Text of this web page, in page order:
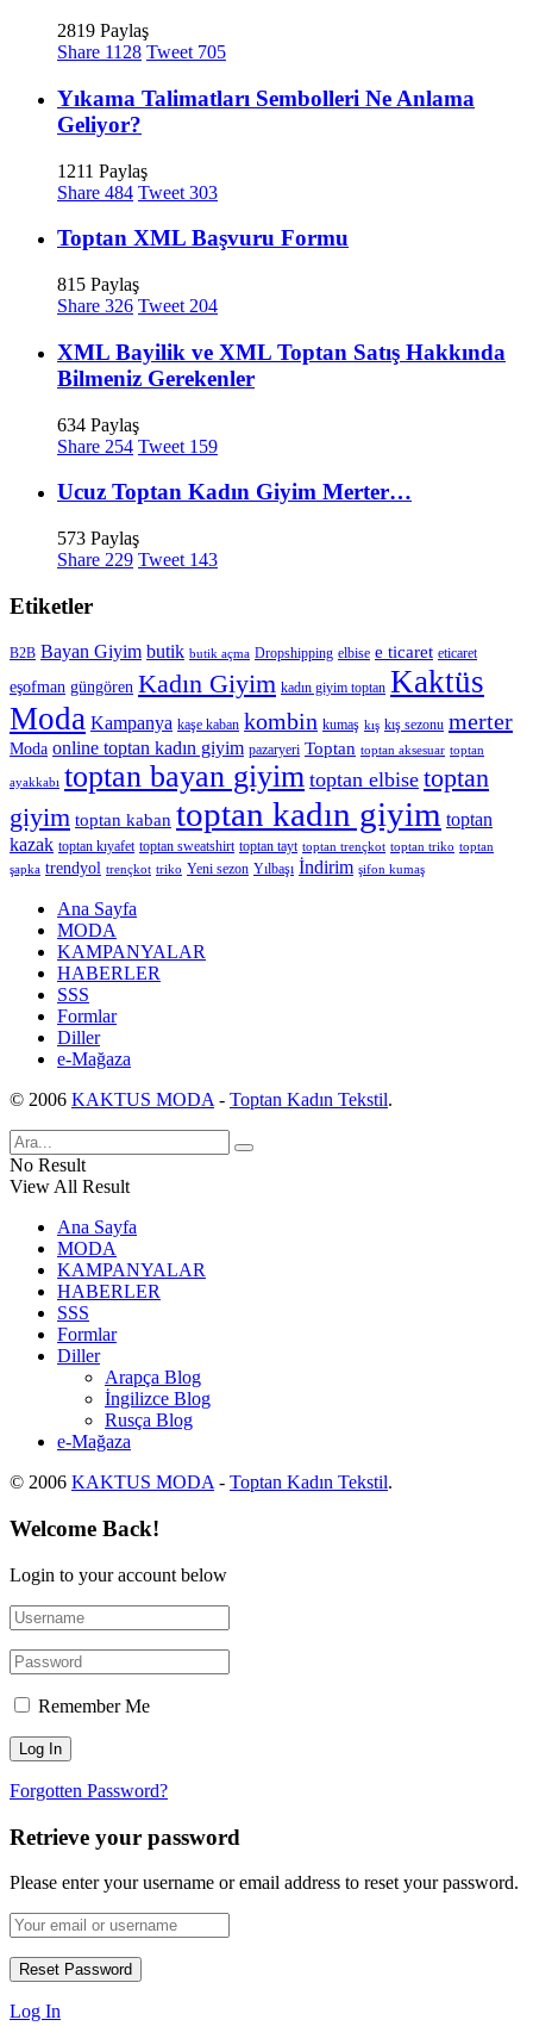
2819 Paylaş
Share 1128 Tweet 705
Yıkama Talimatları Sembolleri Ne Anlama
Geliyor?
1211 Paylaş
Share 484 Tweet 303
Toptan XML Başvuru Formu
815 Paylaş
Share 326 Tweet 204
XML Bayilik ve XML Toptan Satış Hakkında
Bilmeniz Gerekenler
634 Paylaş
Share 254 Tweet 159
Ucuz Toptan Kadın Giyim Merter…
573 Paylaş
Share 229 Tweet 143
Etiketler
B2B Bayan Giyim butik butik açma Dropshipping elbise e ticaret eticaret
eşofman güngören Kadın Giyim kadın giyim toptan Kaktüs
Moda Kampanya kaşe kaban kombin kumaş kış kış sezonu merter
Moda online toptan kadın giyim pazaryeri Toptan toptan aksesuar toptan
ayakkabı toptan bayan giyim toptan elbise toptan
giyim toptan kaban toptan kadın giyim toptan
kazak toptan kıyafet toptan sweatshirt toptan tayt toptan trençkot toptan triko toptan
şapka trendyol trençkot triko Yeni sezon Yılbaşı İndirim şifon kumaş
Ana Sayfa
MODA
KAMPANYALAR
HABERLER
SSS
Formlar
Diller
e-Mağaza
© 2006 KAKTUS MODA- Toptan Kadın Tekstil.
No Result
View All Result
Ana Sayfa
MODA
KAMPANYALAR
HABERLER
SSS
Formlar
Diller
Arapça Blog
İngilizce Blog
Rusça Blog
e-Mağaza
© 2006 KAKTUS MODA- Toptan Kadın Tekstil.
Welcome Back!
Login to your account below
Remember Me
Forgotten Password?
Retrieve your password
Please enter your username or email address to reset your password.
Log In